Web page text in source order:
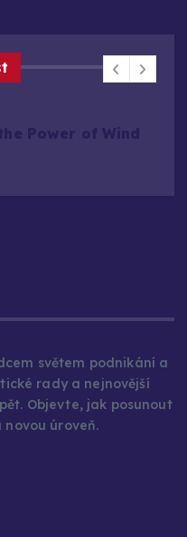
světem podnikání a
rady a nejnovější
Objevte, jak posunout
novou úroveň.